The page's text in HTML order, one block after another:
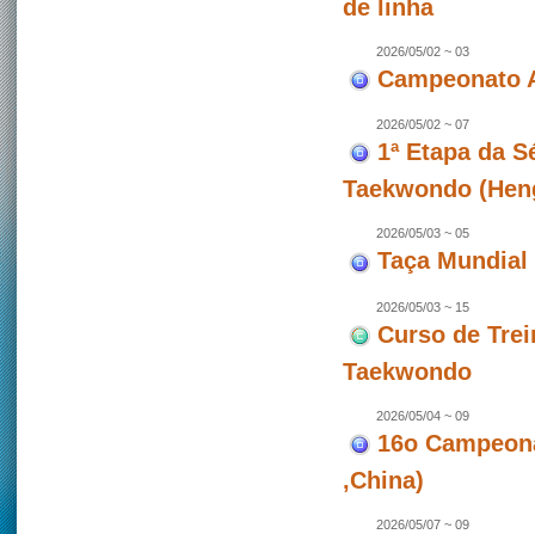
de linha
2026/05/02 ~ 03
Campeonato
2026/05/02 ~ 07
1ª Etapa da
Taekwondo
2026/05/03 ~ 05
Taça
2026/05/03 ~ 15
Curso de
Taekwondo
2026/05/04 ~ 09
16o
,China)
2026/05/07 ~ 09